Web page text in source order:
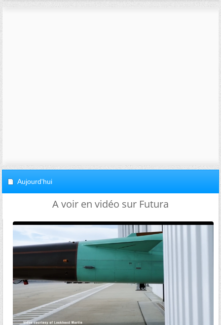
Aujourd'hui
A voir en vidéo sur Futura